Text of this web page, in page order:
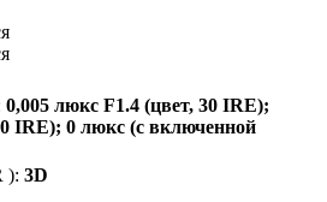
0,005 люкс F1.4 (цвет, 30 IRE);
IRE); 0 люкс (с включенной
): 3D